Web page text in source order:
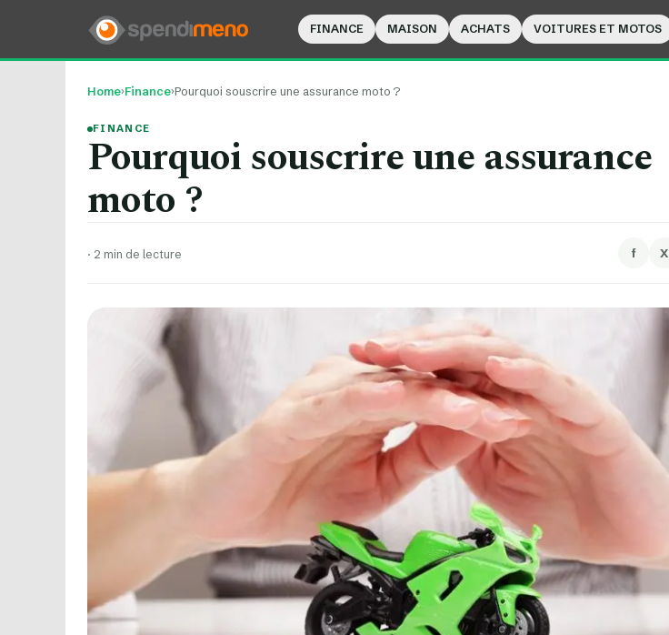
FINANCE MAISON ACHATS VOITURES ET MOTOS
Home›Finance›Pourquoi souscrire une assurance moto ?
FINANCE
Pourquoi souscrire une assurance
moto ?
· 2 min de lecture f X